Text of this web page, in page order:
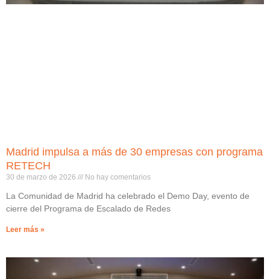
Madrid impulsa a más de 30 empresas con programa
RETECH
30 de marzo de 2026 No hay comentarios
La Comunidad de Madrid ha celebrado el Demo Day, evento de
cierre del Programa de Escalado de Redes
Leer más »